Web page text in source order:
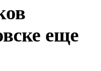
еще